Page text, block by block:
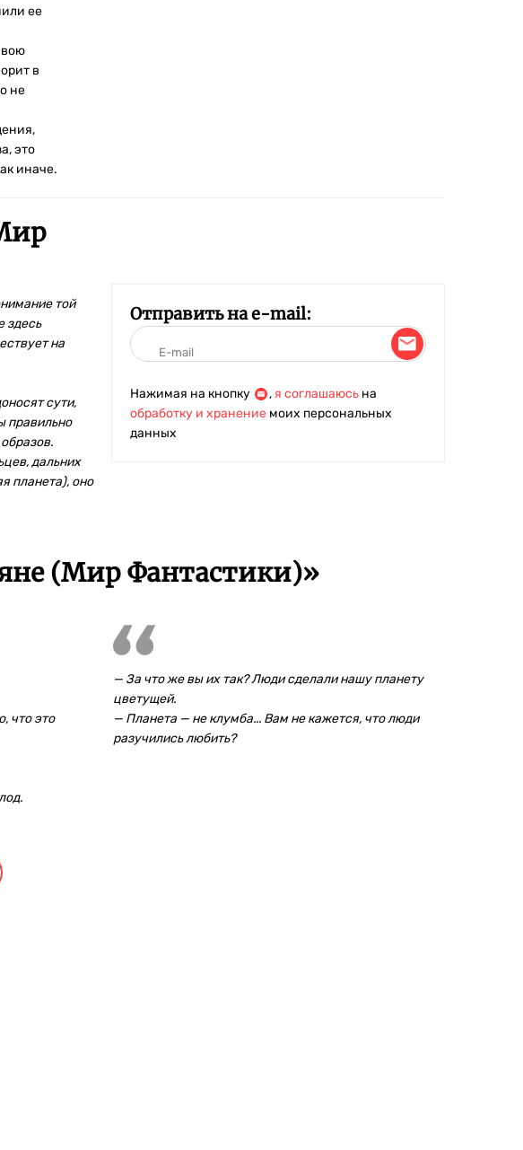
ее
в
не
это
иначе.
той
здесь
на
сути,
правильно
дальних
планета), оно
Отправить на e-mail:
Нажимая на кнопку , я соглашаюсь на
обработку и хранение моих персональных
данных
(Мир Фантастики)»
что это
— За что же вы их так? Люди сделали нашу планету
цветущей.
— Планета — не клумба... Вам не кажется, что люди
разучились любить?